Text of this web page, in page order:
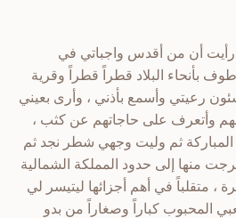
رأيت أن من أقدس واجباتي في
بأنحاء البلاد قطراً قطراً وقرية
شئون رعيتي وأسمع بأذني ، وأرى بعيني
وأتعرف على حاجاتهم عن كثب ،
ثم وليت وجهي شطر نجد ثم
منها إلى حدود المملكة الشمالية
متقلباً في أهم أجزائها ليتيسر لي
المحبوب كباراً وصغاراً من بدو